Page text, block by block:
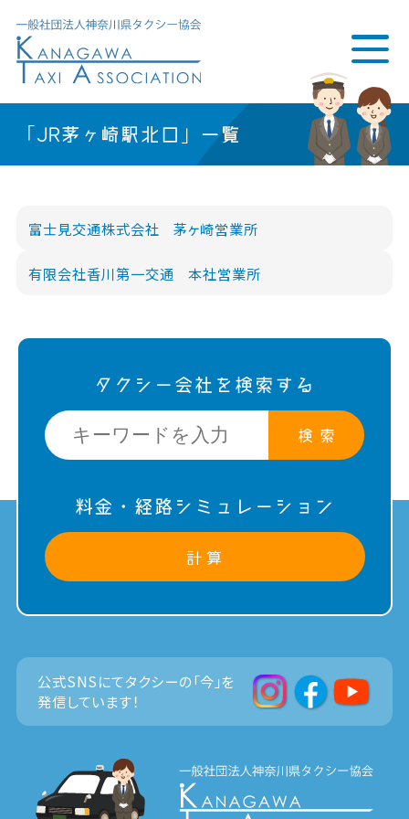
「JR茅ヶ崎駅北口」一覧
富士見交通株式会社 茅ヶ崎営業所
有限会社香川第一交通 本社営業所
タクシー会社を検索する
検 索
料金・経路シミュレーション
計 算
公式SNSにてタクシーの「今」を
発信しています！